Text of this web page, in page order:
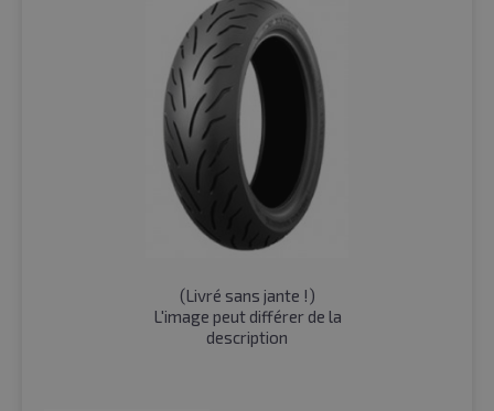
(Livré sans jante !)
L'image peut différer de la
description